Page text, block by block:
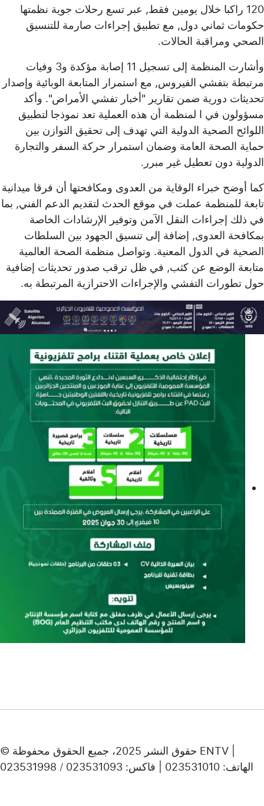
120 راكبا خلال يومين فقط, عبر تسع رحلات جوية نظمتها
حكومات ثماني دول, مع تطبيق إجراءات صارمة للتنسيق
الصحي ومراقبة الحالات.
وأشارت المنظمة إلى تسجيل 11 إصابة مؤكدة و3 وفيات
مرتبطة بتفشي الفيروس, مع استمرار المتابعة الوبائية وإصدار
تحديثات دورية ضمن تقارير "أخبار تفشي الأمراض". وأكد
مسؤولون في ا لمنظمة أن هذه العملية تعد نموذجا لتطبيق
اللوائح الصحية الدولية التي تهدف إلى تحقيق التوازن بين
حماية الصحة العامة وضمان استمرار حركة السفر والتجارة
الدولية دون تعطيل غير مبرر.
كما أوضح خبراء الوقاية من العدوى ومكافحتها أن فرقا ميدانية
تابعة للمنظمة عملت في موقع الحدث لتقديم الدعم الفني, بما
في ذلك إجراءات النقل الآمن وتوفير الإرشادات الخاصة
بمكافحة العدوى, إضافة إلى تنسيق الجهود بين السلطات
الصحية في الدول المعنية. وتواصل منظمة الصحة العالمية
متابعة الوضع عن كثب, في ظل ترقب صدور تحديثات إضافية
حول تطورات التفشي والإجراءات الاحترازية المرتبطة به.
© حقوق النشر 2025، جميع الحقوق محفوظة ENTV |
الهاتف: 023531010 | فاكس: 023531093 / 023531998